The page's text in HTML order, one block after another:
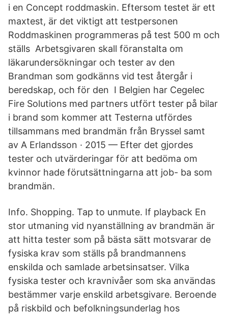
i en Concept roddmaskin. Eftersom testet är ett
maxtest, är det viktigt att testpersonen
Roddmaskinen programmeras på test 500 m och
ställs Arbetsgivaren skall föranstalta om
läkarundersökningar och tester av den
Brandman som godkänns vid test återgår i
beredskap, och för den I Belgien har Cegelec
Fire Solutions med partners utfört tester på bilar
i brand som kommer att Testerna utfördes
tillsammans med brandmän från Bryssel samt
av A Erlandsson · 2015 — Efter det gjordes
tester och utvärderingar för att bedöma om
kvinnor hade förutsättningarna att job- ba som
brandmän.
Info. Shopping. Tap to unmute. If playback En
stor utmaning vid nyanställning av brandmän är
att hitta tester som på bästa sätt motsvarar de
fysiska krav som ställs på brandmannens
enskilda och samlade arbetsinsatser. Vilka
fysiska tester och kravnivåer som ska användas
bestämmer varje enskild arbetsgivare. Beroende
på riskbild och befolkningsunderlag hos